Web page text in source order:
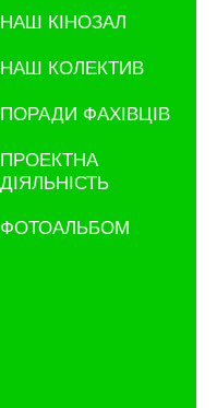
НАШ КІНОЗАЛ
НАШ КОЛЕКТИВ
ПОРАДИ ФАХІВЦІВ
ПРОЕКТНА
ДІЯЛЬНІСТЬ
ФОТОАЛЬБОМ